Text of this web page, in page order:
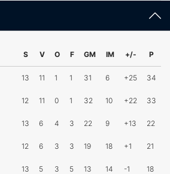
S V O F GM IM +/- P
13 11 1 1 31 6 +25 34
12 11 0 1 32 10 +22 33
13 6 4 3 22 9 +13 22
12 6 3 3 19 18 +1 21
13 5 3 5 13 14 -1 18